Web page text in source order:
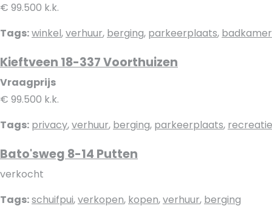
€ 99.500 k.k.
Tags:winkel,verhuur, berging, parkeerplaats, badkamer
Kieftveen 18-337 Voorthuizen
Vraagprijs
€ 99.500 k.k.
Tags: privacy,verhuur, berging, parkeerplaats,
Bato'sweg 8-14 Putten
verkocht
Tags:schuifpui,verkopen, kopen,verhuur, berging